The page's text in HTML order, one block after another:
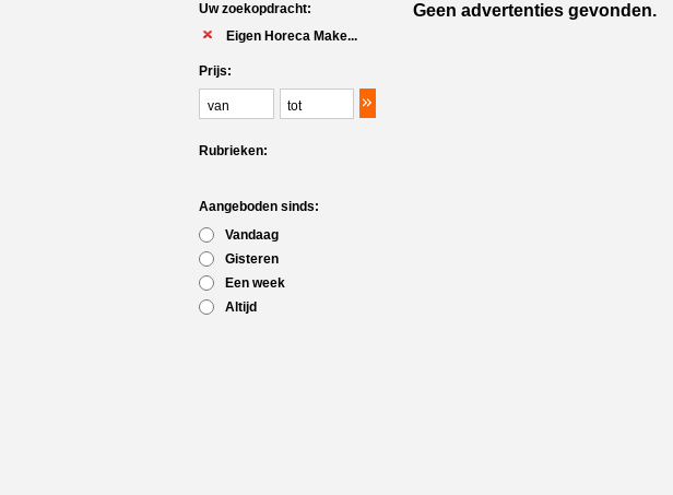
Uw zoekopdracht:
Eigen Horeca Make...
Prijs:
Rubrieken:
Aangeboden sinds:
Vandaag
Gisteren
Een week
Altijd
Geen advertenties gevonden.